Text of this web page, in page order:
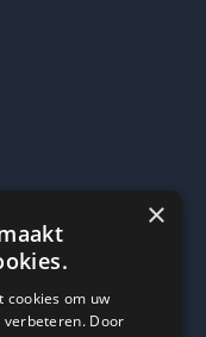
(UEA)
×
cookies om uw
Door